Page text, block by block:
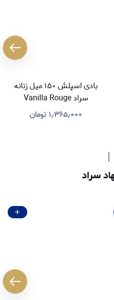
بادی اسپلش ۱۵۰ میل زنانه
سراد Vanilla Rouge
۱٫۳۶۵٫۰۰۰ تومان
سراد